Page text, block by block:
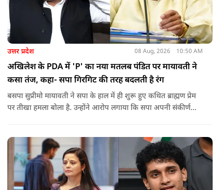
उत्तर प्रदेश 08 Aug, 2026 10:50 AM
अखिलेश के PDA में 'P' का नया मतलब पंडित पर मायावती ने
कसा तंज, कहा- सपा गिरगिट की तरह बदलती है रंग
बसपा सुप्रीमो मायावती ने सपा के हाल में ही शुरू हुए कथित ब्राह्मण प्रेम
पर तीखा हमला बोला है. उन्होंने आरोप लगाया कि सपा अपनी संकीर्ण